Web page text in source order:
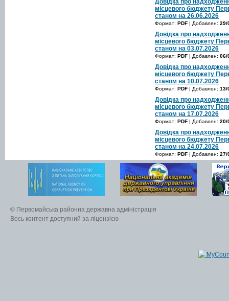
Довідка про
місцевого бюджету
станом на 26.06.2026
Формат: PDF | Добавлен: 29/
Довідка про
місцевого бюджету
станом на 03.07.2026
Формат: PDF | Добавлен: 06/
Довідка про
місцевого бюджету
станом на 10.07.2026
Формат: PDF | Добавлен: 13/
Довідка про
місцевого бюджету
станом на 17.07.2026
Формат: PDF | Добавлен: 20/
Довідка про
місцевого бюджету
станом на 24.07.2026
Формат: PDF | Добавлен: 27/
© Первомайська районна державна адміністрація
Весь контент доступний за ліцензією